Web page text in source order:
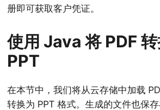
册即可获取客户凭证。
使用 Java 将 PDF
PPT
在本节中，我们将从云存储中加载
转换为 PPT 格式。生成的文件也保